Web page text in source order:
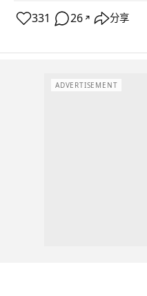
331 26 ↗ 分享
ADVERTISEMENT